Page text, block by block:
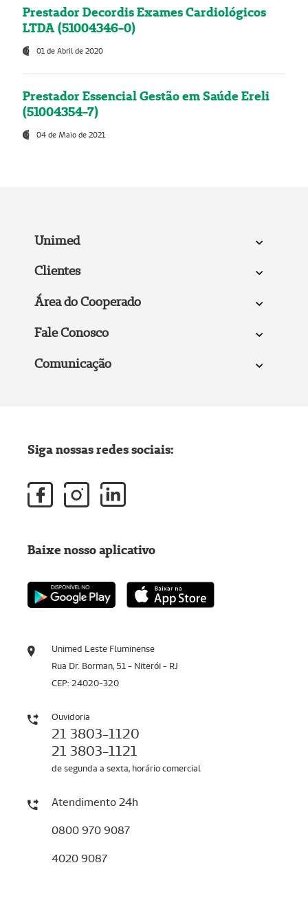
Prestador Decordis Exames Cardiológicos
LTDA (51004346-0)
01 de Abril de 2020
Prestador Essencial Gestão em Saúde Ereli
(51004354-7)
04 de Maio de 2021
Unimed
Clientes
Área do Cooperado
Fale Conosco
Comunicação
Unimed Leste Fluminense
Rua Dr. Borman, 51 - Niterói - RJ
CEP: 24020-320
Ouvidoria
21 3803-1120
21 3803-1121
de segunda a sexta, horário comercial
Atendimento 24h
0800 970 9087
4020 9087
Siga nossas redes sociais:
Baixe nosso aplicativo